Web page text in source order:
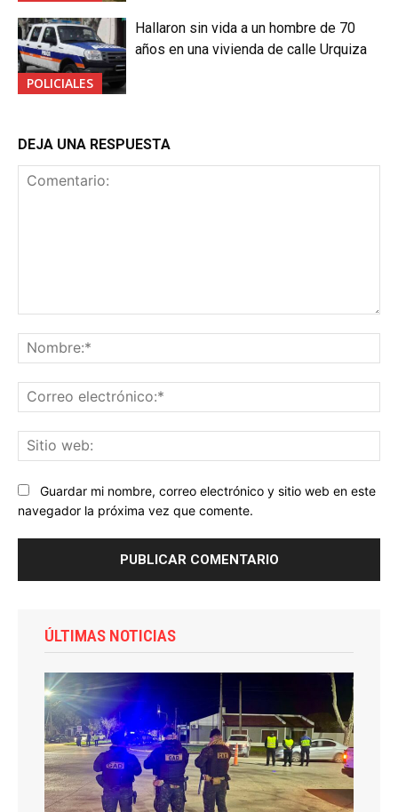
POLICIALES
Hallaron sin vida a un hombre de 70
años en una vivienda de calle Urquiza
DEJA UNA RESPUESTA
Guardar mi nombre, correo electrónico y sitio web en este
navegador la próxima vez que comente.
ÚLTIMAS NOTICIAS